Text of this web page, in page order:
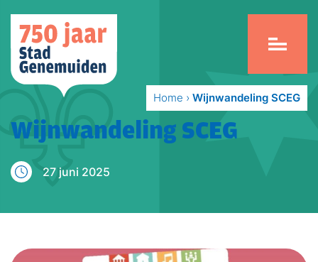
Home › Wijnwandeling SCEG
Wijnwandeling SCEG
27 juni 2025